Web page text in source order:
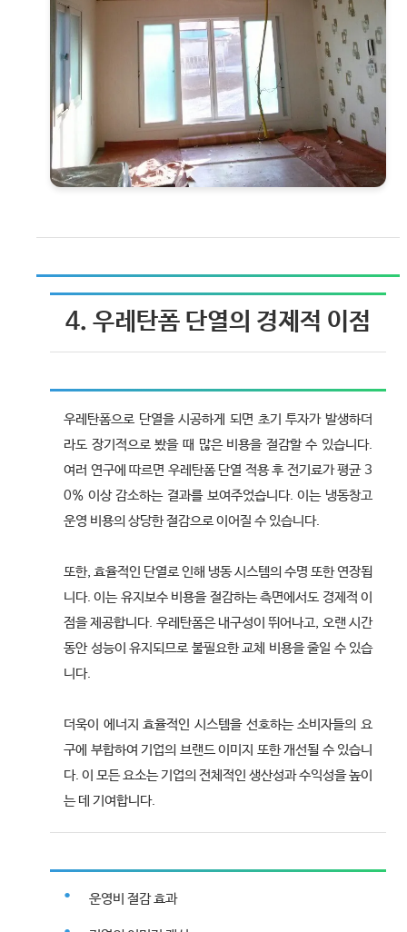
4. 우레탄폼 단열의 경제적 이점
우레탄폼으로 단열을 시공하게 되면 초기 투자가 발생하더
라도 장기적으로 봤을 때 많은 비용을 절감할 수 있습니다.
여러 연구에 따르면 우레탄폼 단열 적용 후 전기료가 평균 3
0% 이상 감소하는 결과를 보여주었습니다. 이는 냉동창고
운영 비용의 상당한 절감으로 이어질 수 있습니다.
또한, 효율적인 단열로 인해 냉동 시스템의 수명 또한 연장됩
니다. 이는 유지보수 비용을 절감하는 측면에서도 경제적 이
점을 제공합니다. 우레탄폼은 내구성이 뛰어나고, 오랜 시간
동안 성능이 유지되므로 불필요한 교체 비용을 줄일 수 있습
니다.
더욱이 에너지 효율적인 시스템을 선호하는 소비자들의 요
구에 부합하여 기업의 브랜드 이미지 또한 개선될 수 있습니
다. 이 모든 요소는 기업의 전체적인 생산성과 수익성을 높이
는 데 기여합니다.
운영비 절감 효과